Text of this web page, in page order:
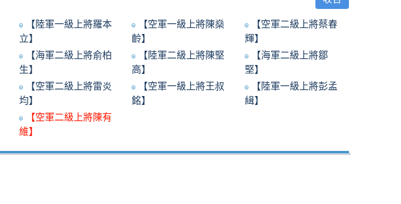
【陸軍一級上將羅本
立】
【空軍一級上將陳燊
齡】
【空軍二級上將蔡春
輝】
【海軍二級上將俞柏
生】
【陸軍二級上將陳堅
高】
【海軍二級上將鄒
堅】
【空軍二級上將雷炎
均】
【空軍一級上將王叔
銘】
【陸軍一級上將彭孟
緝】
【空軍二級上將陳有
維】